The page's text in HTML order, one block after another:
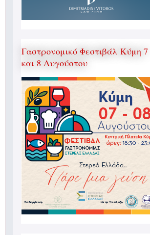
Γαστρονομικό Φεστιβάλ Κύμη 7
και 8 Αυγούστου